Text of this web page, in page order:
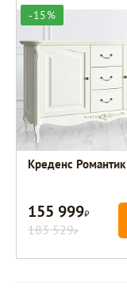
-15%
Креденс Романтик
155 999Р
183 529Р